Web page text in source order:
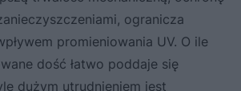
ogranicza
promieniowania UV. O ile
dość łatwo poddaje się
dużym utrudnieniem jest